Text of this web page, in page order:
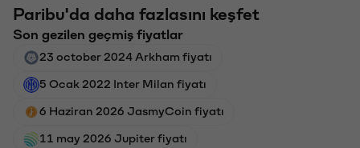
Paribu'da daha fazlasını keşfet
Son gezilen geçmiş fiyatlar
23 october 2024 Arkham fiyatı
5 Ocak 2022 Inter Milan fiyatı
6 Haziran 2026 JasmyCoin fiyatı
11 may 2026 Jupiter fiyatı